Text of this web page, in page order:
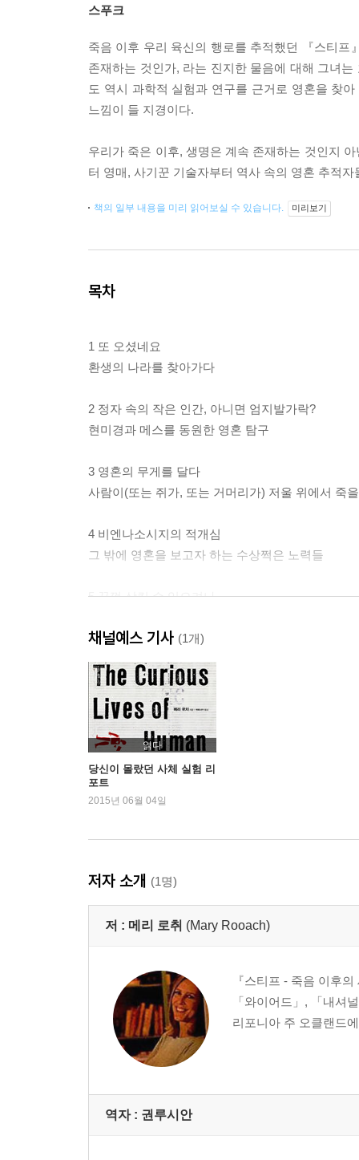
스푸크
죽음 이후 우리 육신의 행로를 추적했던 『스티
존재하는 것인가, 라는 진지한 물음에 대해 그녀
도 역시 과학적 실험과 연구를 근거로 영혼을 찾
느낌이 들 지경이다.
우리가 죽은 이후, 생명은 계속 존재하는 것인지
터 영매, 사기꾼 기술자부터 역사 속의 영혼 추적
책의 일부 내용을 미리 읽어보실 수 있습니다. 미리보기
목차
1 또 오셨네요
환생의 나라를 찾아가다
2 정자 속의 작은 인간, 아니면 엄지발가락?
현미경과 메스를 동원한 영혼 탐구
3 영혼의 무게를 달다
사람이(또는 쥐가, 또는 거머리가) 저울 위에서 죽
4 비엔나소시지의 적개심
그 밖에 영혼을 보고자 하는 수상쩍은 노력들
5 꿀꺽 삼킬 수 있으려나
6 영매들의 허풍?
애리조나 주립대학교 실험실에서 영혼에게 말을
7 낙제생이 보는 영혼
저자, 영매학교에 등록
8 이제 제 목소리가 들리나요?
죽은 자와 원거리 통신
10 꼬마 유령의 목소리에 귀를 기울이다
어느 심리음향학 전문가가 영국의 귀신들린 곳 조사
11 채핀과 오버코트 차림의 유령 사이의 송사
법이 유령 편을 들어 준 사건에 대해 저자가 전문
12 키 높이보다 위에
수술실 천장 위에서 임사체험을 기다리는 컴퓨터
채널예스 기사 (1개)
읽다
당신이 몰랐던 사체 실험 리
포트
2015년 06월 04일
저자 소개 (1명)
저 : 메리 로취 (Mary Rooach)
『스티프 - 죽음 이후
「와이어드」, 「내셔
리포니아 주 오클랜드
역자 : 권루시안